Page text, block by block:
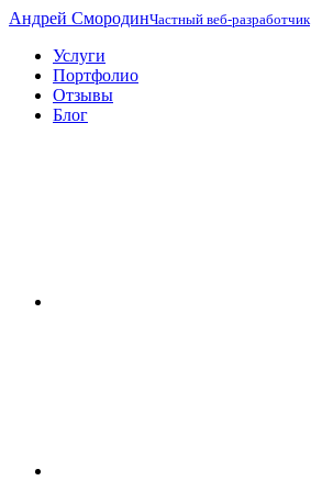
Андрей СмородинЧастный веб-разработчик
Услуги
Портфолио
Отзывы
Блог